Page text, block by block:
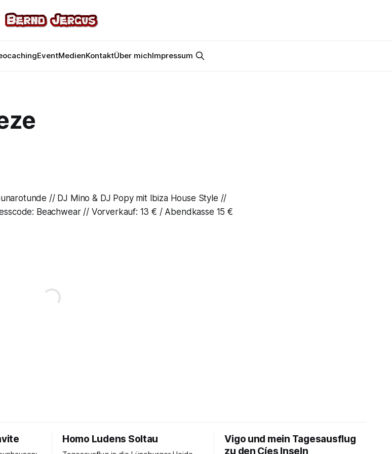
EventMedienKontaktÜber michImpressum
// DJ Mino & DJ Popy mit Ibiza House Style //
Beachwear // Vorverkauf: 13 € / Abendkasse 15 €
Homo Ludens Soltau
Vigo und mein Tagesausflug
zu den Cíes Inseln